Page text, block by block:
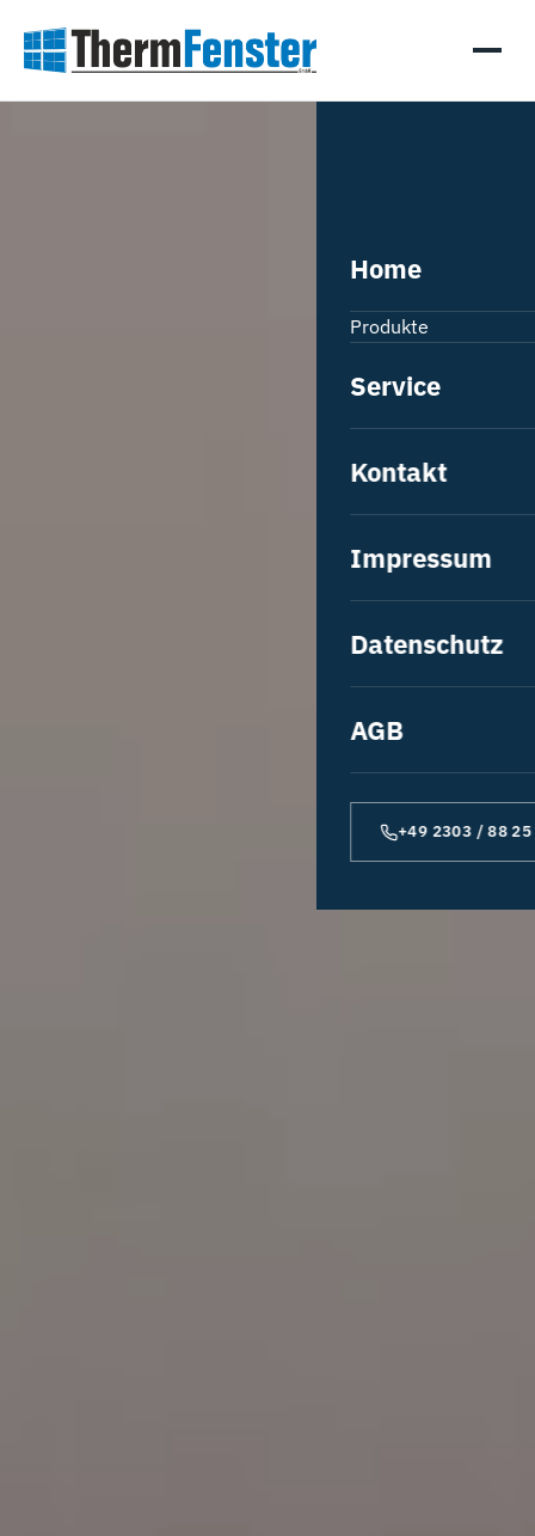
Home
Produkte
Haustüren
Garagentore
Terrassendächer
Wintergärten
Markisen
Service
Kontakt
Impressum
Datenschutz
AGB
+49 2303 / 88 25